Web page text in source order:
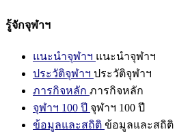
รู้จักจุฬาฯ
แนะนำจุฬาฯ แนะนำจุฬาฯ
ประวัติจุฬาฯ ประวัติจุฬาฯ
ภารกิจหลัก ภารกิจหลัก
จุฬาฯ 100 ปี จุฬาฯ 100 ปี
ข้อมูลและสถิติ ข้อมูลและสถิติ